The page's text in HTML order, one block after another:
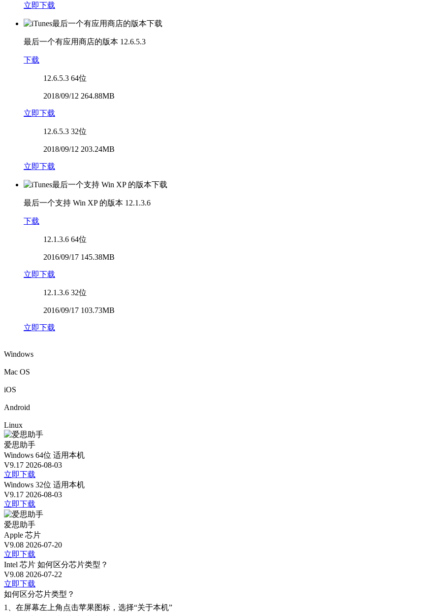
立即下载
最后一个有应用商店的版本 12.6.5.3
下载
12.6.5.3 64位
2018/09/12 264.88MB
立即下载
12.6.5.3 32位
2018/09/12 203.24MB
立即下载
最后一个支持 Win XP 的版本 12.1.3.6
下载
12.1.3.6 64位
2016/09/17 145.38MB
立即下载
12.1.3.6 32位
2016/09/17 103.73MB
立即下载
Windows
Mac OS
iOS
Android
Linux
爱思助手
Windows 64位 适用本机
V9.17 2026-08-03
立即下载
Windows 32位 适用本机
V9.17 2026-08-03
立即下载
爱思助手
Apple 芯片
V9.08 2026-07-20
立即下载
Intel 芯片 如何区分芯片类型？
V9.08 2026-07-22
立即下载
如何区分芯片类型？
1、 在屏幕左上角点击苹果图标，选择“关于本机”